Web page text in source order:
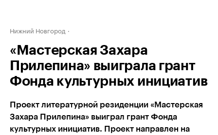
Нижний Новгород
«Мастерская Захара
Прилепина» выиграла грант
Фонда культурных инициатив
Проект литературной резиденции «Мастерская
Захара Прилепина» выиграл грант Фонда
культурных инициатив. Проект направлен на